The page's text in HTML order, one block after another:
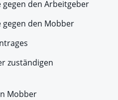
gegen den Arbeitgeber
gegen den Mobber
zuständigen
Mobber